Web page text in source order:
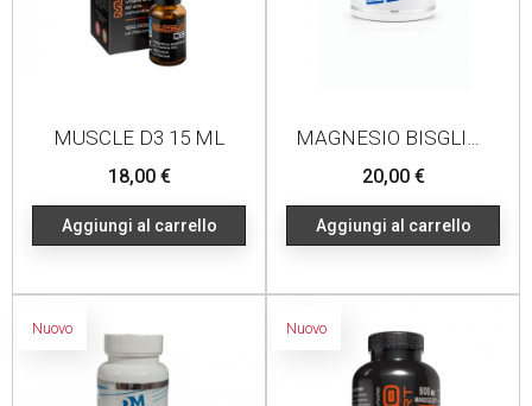
MUSCLE D3 15 ML
Prezzo
18,00 €
Aggiungi al carrello
MAGNESIO BISGLICINATO 200 CPS
Prezzo
20,00 €
Aggiungi al carrello
Nuovo Nuovo